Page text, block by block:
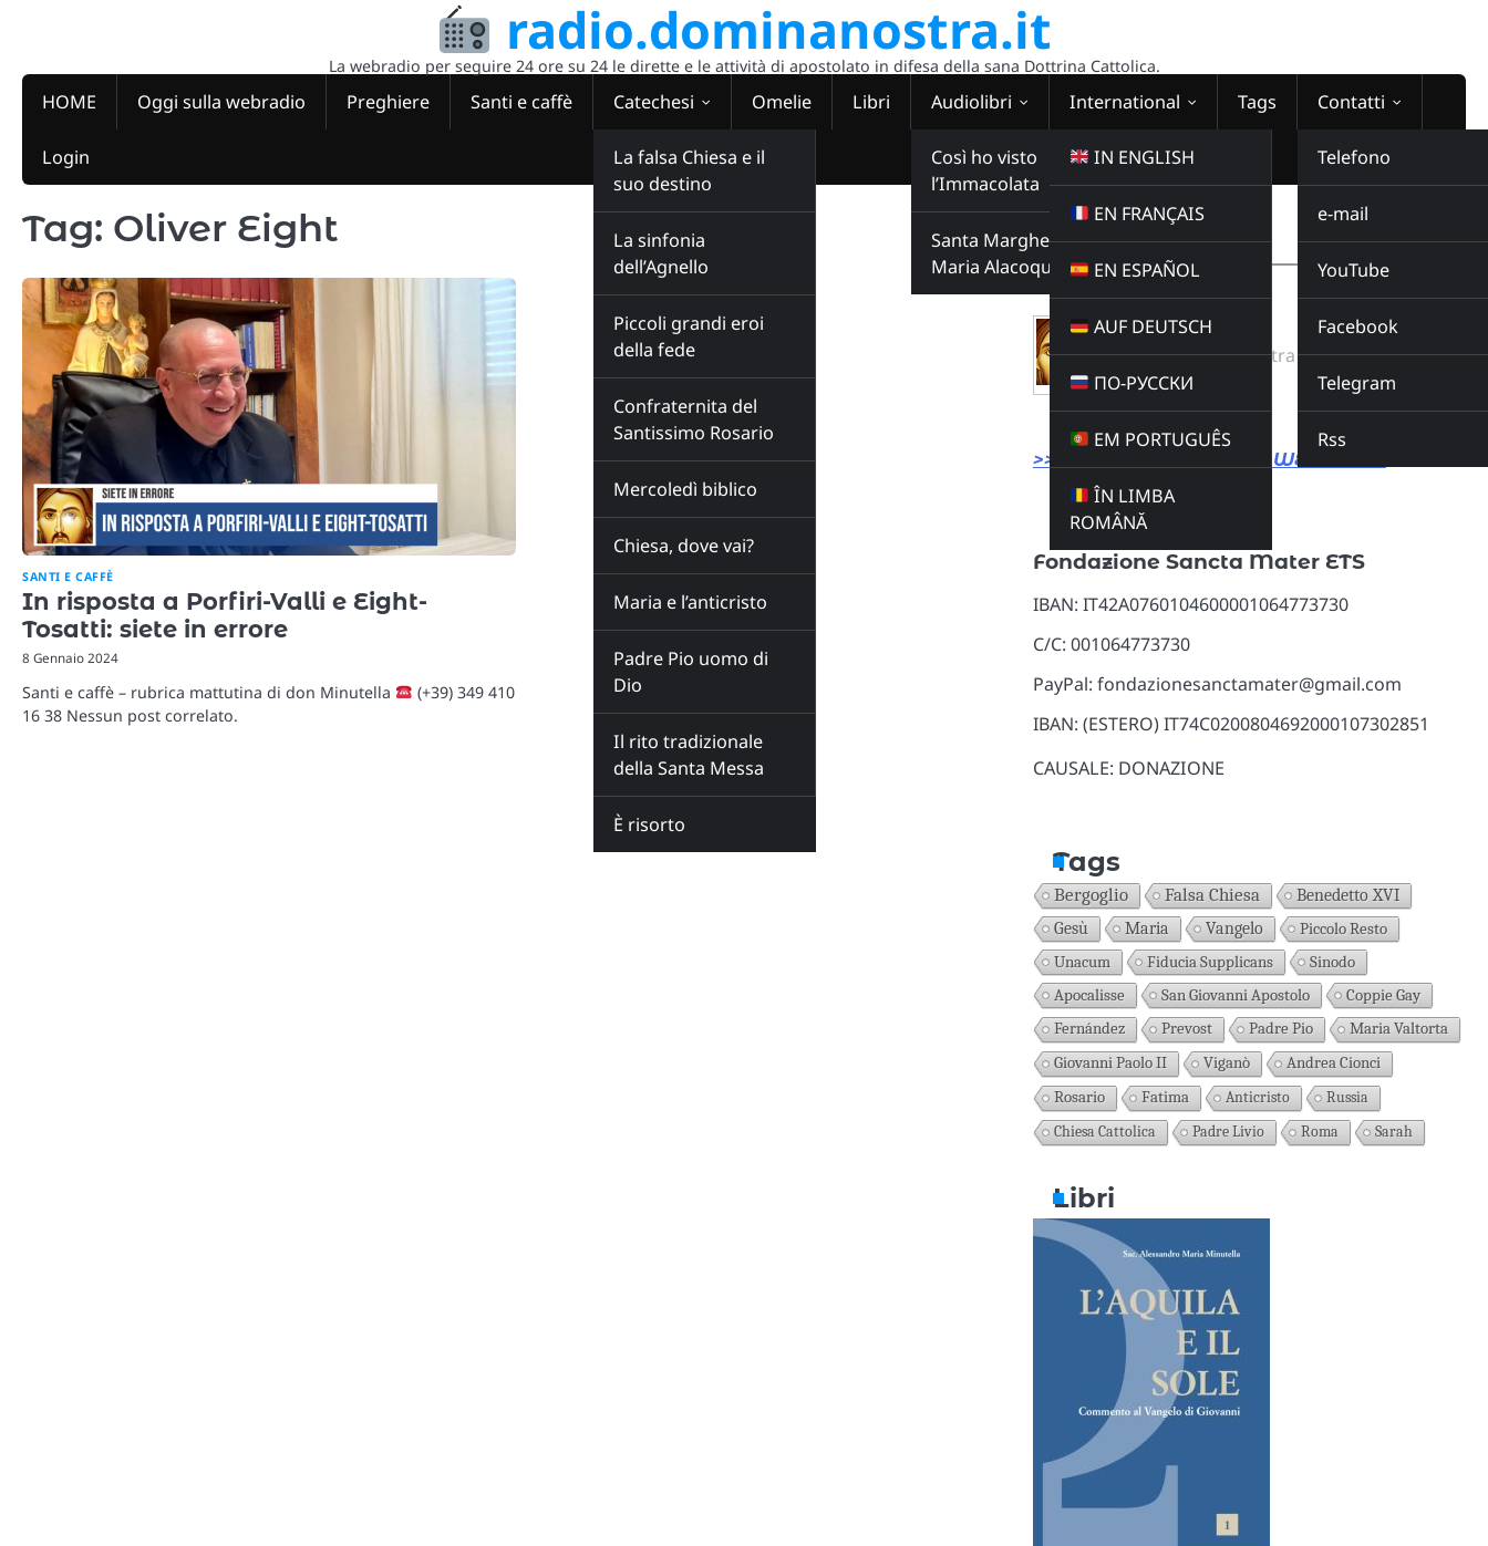
radio.dominanostra.it
La webradio per seguire 24 ore su 24 le dirette e le attività di apostolato in difesa della sana Dottrina Cattolica.
HOME Oggi sulla webradio Preghiere Santi e caffè Catechesi
La falsa Chiesa e il
suo destino
La sinfonia
dell’Agnello
Piccoli grandi eroi
della fede
Confraternita del
Santissimo Rosario
Mercoledì biblico
Chiesa, dove vai?
Maria e l’anticristo
Padre Pio uomo di
Dio
Il rito tradizionale
della Santa Messa
È risorto
Omelie Libri Audiolibri
Così ho visto
l’Immacolata
Santa Margherita
Maria Alacoque
International
IN ENGLISH
EN FRANÇAIS
EN ESPAÑOL
AUF DEUTSCH
ПО-РУССКИ
EM PORTUGUÊS
ÎN LIMBA
ROMÂNĂ
Tags Contatti
Telefono
e-mail
YouTube
Facebook
Telegram
Rss
Login
Tag: Oliver Eight
SANTI E CAFFÈ
In risposta a Porfiri-Valli e Eight-
Tosatti: siete in errore
8 Gennaio 2024
Santi e caffè – rubrica mattutina di don Minutella
(+39) 349 410
16 38 Nessun post correlato.
WEBRADIO
00:00:00
CUORE DI CRISTO
Radio Domina Nostra
MUSICA
Buy this album
>>> LINK DIRETTO ALLA WEBRADIO
Donazioni
Fondazione Sancta Mater ETS
IBAN: IT42A0760104600001064773730
C/C: 001064773730
PayPal: fondazionesanctamater@gmail.com
IBAN: (ESTERO) IT74C0200804692000107302851
CAUSALE: DONAZIONE
Tags
Bergoglio Falsa Chiesa Benedetto XVI
Gesù Maria Vangelo
Piccolo Resto
Unacum
Fiducia Supplicans
Sinodo
Apocalisse
San Giovanni Apostolo Coppie Gay
Fernández Prevost Padre Pio
Maria Valtorta
Giovanni Paolo II
Viganò
Andrea Cionci
Rosario
Fatima Anticristo
Russia
Chiesa Cattolica
Padre Livio Roma Sarah
Libri